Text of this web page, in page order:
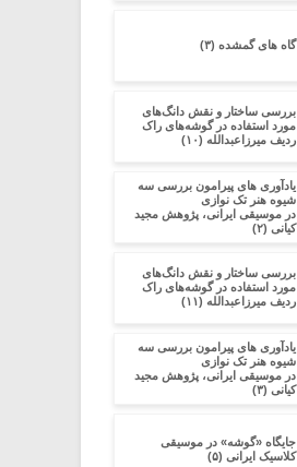
گاه های گمشده (۳)
بررسی ساختار و نقش دانگ‌های
مورد استفاده در گوشه‌های راک
ردیف میرزاعبدالله (۱۰)
یادآوری های پیرامون بررسی سه
شیوه هنر تک نوازی
در موسیقی ایرانی، پژوهش مجید
کیانی (۲)
بررسی ساختار و نقش دانگ‌های
مورد استفاده در گوشه‌های راک
ردیف میرزاعبدالله (۱۱)
یادآوری های پیرامون بررسی سه
شیوه هنر تک نوازی
در موسیقی ایرانی، پژوهش مجید
کیانی (۳)
جایگاه «گوشه» در موسیقی
کلاسیک ایرانی (۵)